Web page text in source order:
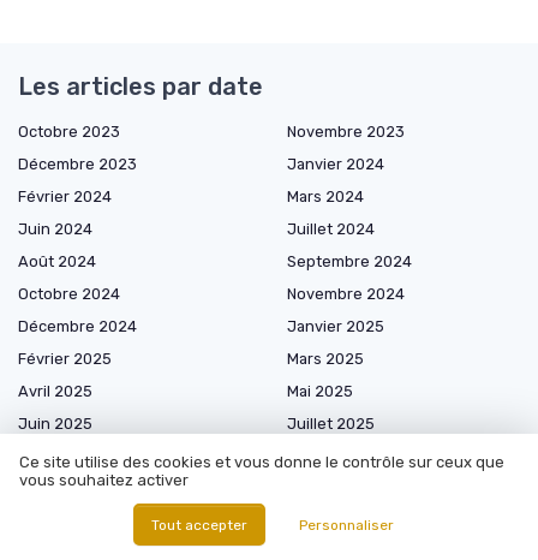
Les articles par date
Octobre 2023
Novembre 2023
Décembre 2023
Janvier 2024
Février 2024
Mars 2024
Juin 2024
Juillet 2024
Août 2024
Septembre 2024
Octobre 2024
Novembre 2024
Décembre 2024
Janvier 2025
Février 2025
Mars 2025
Avril 2025
Mai 2025
Juin 2025
Juillet 2025
Août 2025
Septembre 2025
Octobre 2025
Janvier 2026
Ce site utilise des cookies et vous donne le contrôle sur ceux que
vous souhaitez activer
Tout accepter Personnaliser